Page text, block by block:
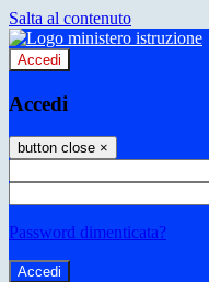
Salta al contenuto
Accedi
Accedi
button close ×
Password dimenticata?